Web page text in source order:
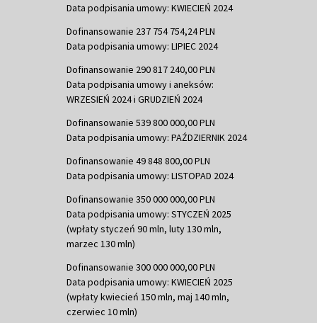
Data podpisania umowy: KWIECIEŃ 2024
Dofinansowanie 237 754 754,24 PLN
Data podpisania umowy: LIPIEC 2024
Dofinansowanie 290 817 240,00 PLN
Data podpisania umowy i aneksów:
WRZESIEŃ 2024 i GRUDZIEŃ 2024
Dofinansowanie 539 800 000,00 PLN
Data podpisania umowy: PAŹDZIERNIK 2024
Dofinansowanie 49 848 800,00 PLN
Data podpisania umowy: LISTOPAD 2024
Dofinansowanie 350 000 000,00 PLN
Data podpisania umowy: STYCZEŃ 2025
(wpłaty styczeń 90 mln, luty 130 mln,
marzec 130 mln)
Dofinansowanie 300 000 000,00 PLN
Data podpisania umowy: KWIECIEŃ 2025
(wpłaty kwiecień 150 mln, maj 140 mln,
czerwiec 10 mln)